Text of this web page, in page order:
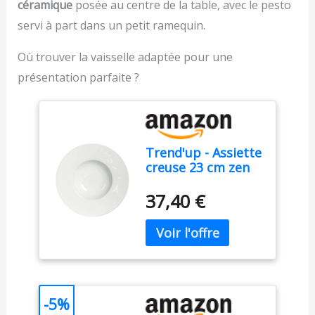
mélange de la machine
de cuisson sont
détachables et peuvent
être rincées à l'eau.
L'hôte peut être essuyé
éclaboussures pendant
vos moments de cuisine
céramiqueposée au centre de la table, avec le pesto
servi à part dans un petit ramequin.
Où trouver la vaisselle adaptée pour une
présentation parfaite ?
Trend'up - Assiette
creuse 23 cm zen
Porcelaine - Blanc -
20 cl - Lave-
vaisselle, Micro-
onde
37,40 €
-5%